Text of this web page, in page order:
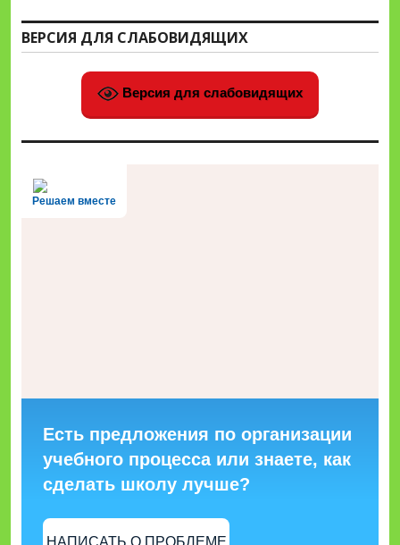
ВЕРСИЯ ДЛЯ СЛАБОВИДЯЩИХ
Версия для слабовидящих
Решаем вместе
Есть предложения по организации
учебного процесса или знаете, как
сделать школу лучше?
НАПИСАТЬ О ПРОБЛЕМЕ